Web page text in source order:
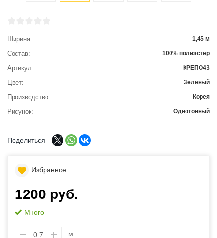
Ширина 1,45 м
Состав 100% полиэстер
Артикул КРЕПО43
Цвет Зеленый
Производство Корея
Рисунок Однотонный
Поделиться:
Избранное
1200 руб.
Много
м